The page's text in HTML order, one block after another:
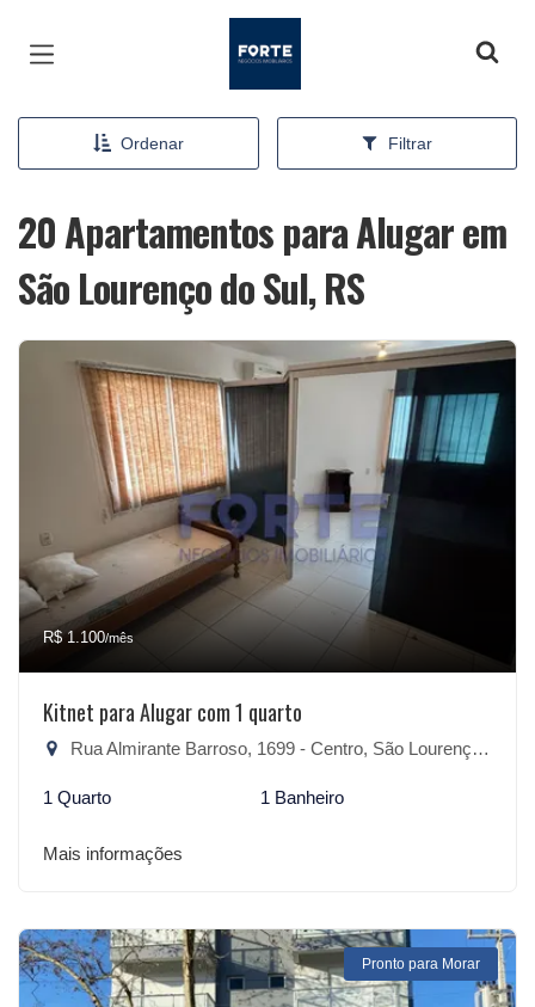
Ordenar Filtrar
20 Apartamentos para Alugar em
São Lourenço do Sul, RS
R$ 1.100/mês
Kitnet para Alugar com 1 quarto
Rua Almirante Barroso, 1699 - Centro, São Lourenço do Sul-RS
1 Quarto 1 Banheiro
Mais informações
Pronto para Morar